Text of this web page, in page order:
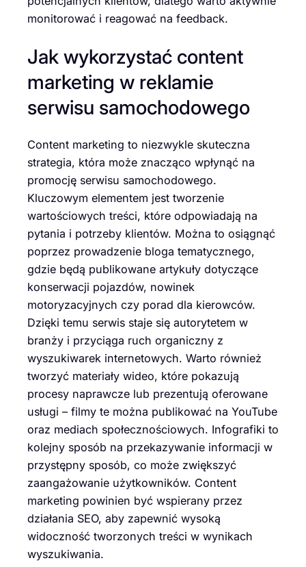
monitorować i reagować na feedback.
Jak wykorzystać content
marketing w reklamie
serwisu samochodowego
Content marketing to niezwykle skuteczna
strategia, która może znacząco wpłynąć na
promocję serwisu samochodowego.
Kluczowym elementem jest tworzenie
wartościowych treści, które odpowiadają na
pytania i potrzeby klientów. Można to osiągnąć
poprzez prowadzenie bloga tematycznego,
gdzie będą publikowane artykuły dotyczące
konserwacji pojazdów, nowinek
motoryzacyjnych czy porad dla kierowców.
Dzięki temu serwis staje się autorytetem w
branży i przyciąga ruch organiczny z
wyszukiwarek internetowych. Warto również
tworzyć materiały wideo, które pokazują
procesy naprawcze lub prezentują oferowane
usługi – filmy te można publikować na YouTube
oraz mediach społecznościowych. Infografiki to
kolejny sposób na przekazywanie informacji w
przystępny sposób, co może zwiększyć
zaangażowanie użytkowników. Content
marketing powinien być wspierany przez
działania SEO, aby zapewnić wysoką
widoczność tworzonych treści w wynikach
wyszukiwania.